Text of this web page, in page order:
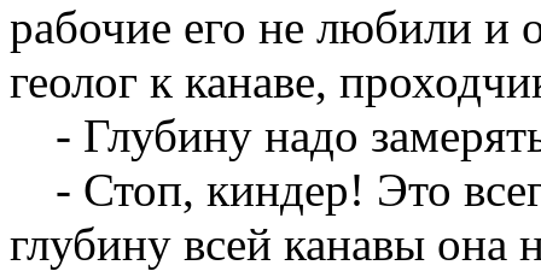
рабочие его не любили и
геолог к канаве,
- Глубину надо
- Стоп, киндер! Это
глубину всей канавы она